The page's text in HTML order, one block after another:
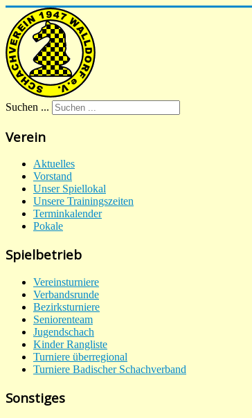
Suchen ...
Verein
Aktuelles
Vorstand
Unser Spiellokal
Unsere Trainingszeiten
Terminkalender
Pokale
Spielbetrieb
Vereinsturniere
Verbandsrunde
Bezirksturniere
Seniorenteam
Jugendschach
Kinder Rangliste
Turniere überregional
Turniere Badischer Schachverband
Sonstiges